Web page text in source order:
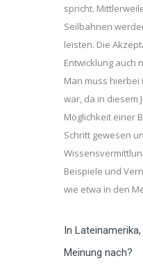
spricht.
Seilbahnen
leisten. Die
Entwicklung auch
Man muss hierbei
war, da in diesem
Möglichkeit einer
Schritt gewesen
Beispiele und
wie etwa in den
In
Meinung nach?